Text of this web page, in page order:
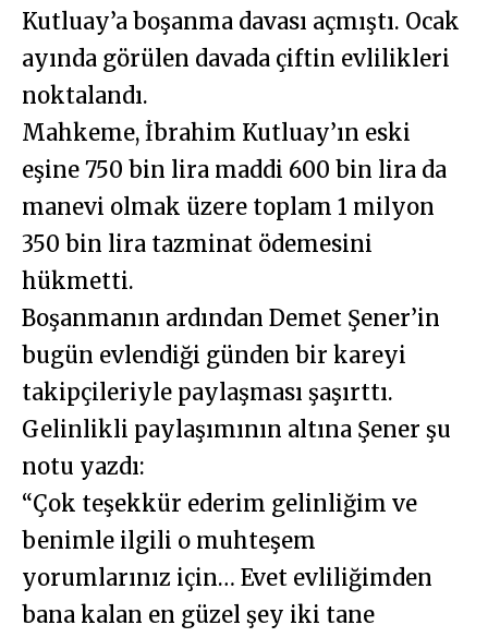
Kutluay’a boşanma davası açmıştı. Ocak
ayında görülen davada çiftin evlilikleri
noktalandı.
Mahkeme, İbrahim Kutluay’ın eski
eşine 750 bin lira maddi 600 bin lira da
manevi olmak üzere toplam 1 milyon
350 bin lira tazminat ödemesini
hükmetti.
Boşanmanın ardından Demet Şener’in
bugün evlendiği günden bir kareyi
takipçileriyle paylaşması şaşırttı.
Gelinlikli paylaşımının altına Şener şu
notu yazdı:
“Çok teşekkür ederim gelinliğim ve
benimle ilgili o muhteşem
yorumlarınız için… Evet evliliğimden
bana kalan en güzel şey iki tane